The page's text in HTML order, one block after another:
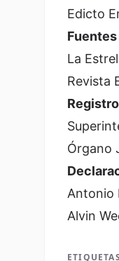
Edicto
La
Revista
Órgano
Antonio
Alvin